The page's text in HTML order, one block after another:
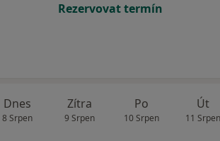
Rezervovat termín
Dnes
8 Srpen
Zítra
9 Srpen
Po
10 Srpen
Út
11 Srpen